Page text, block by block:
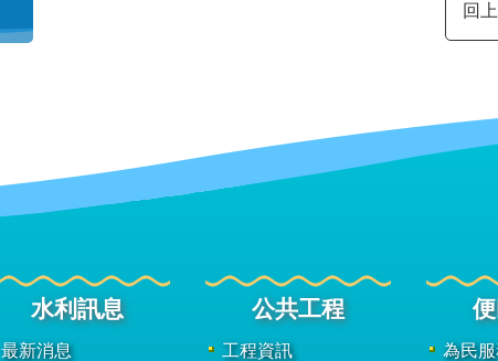
回
水利訊息
最新消息
公共工程
工程資訊 為民